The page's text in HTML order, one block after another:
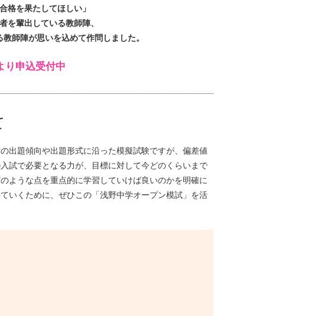
格を果たしてほしい」
を輩出している教師陣、
師陣が思いを込めて作問しました。
り申込受付中
出題傾向や出題形式に沿った模擬試験ですが、偏差値
試で必要となる力が、目標に対して今どのくらいまで
ような点を重点的に学習していけば良いのかを明確に
いくために、ぜひこの「浅野中学オープン模試」を活